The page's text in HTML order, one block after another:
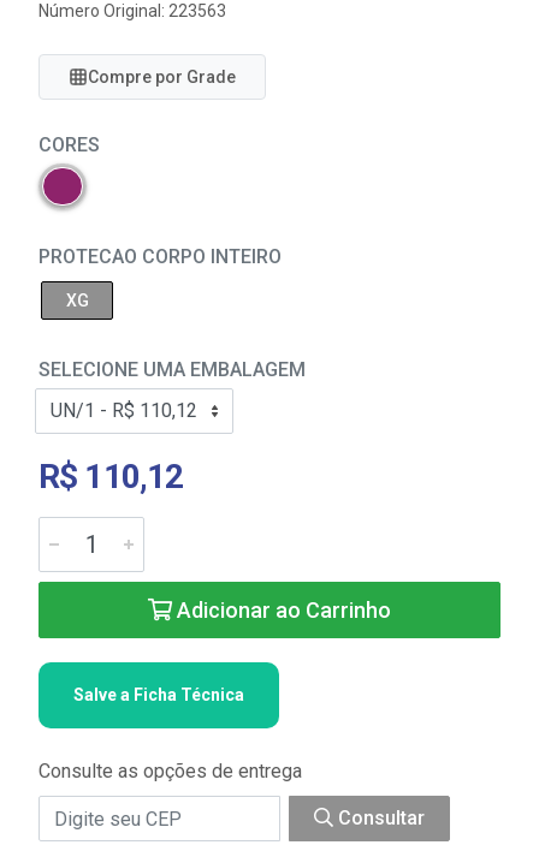
Número Original: 223563
Compre por Grade
CORES
PROTECAO CORPO INTEIRO
XG
SELECIONE UMA EMBALAGEM
R$ 110,12
Adicionar ao Carrinho
Salve a Ficha Técnica
Consulte as opções de entrega
Consultar